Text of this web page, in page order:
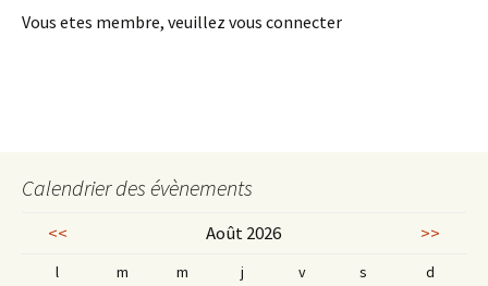
Vous etes membre, veuillez vous connecter
Calendrier des évènements
<< Août 2026 >>
l m m j v s
d